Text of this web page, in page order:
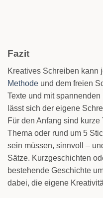
Fazit
Kreatives Schreiben kann
Methode und dem freien
Texte und mit
lässt sich der eigene
Für den Anfang sind
Thema oder rund um 5
sein müssen, sinnvoll –
Sätze. Kurzgeschichten
bestehende Geschichte
dabei, die eigene